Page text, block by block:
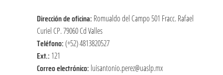
Dirección de oficina: Romualdo del Campo 501 Fracc. Rafael
Curiel CP. 79060 Cd Valles
Teléfono:(+52) 4813820527
Ext.: 121
Correo electrónico: luisantonio.perez@uaslp.mx